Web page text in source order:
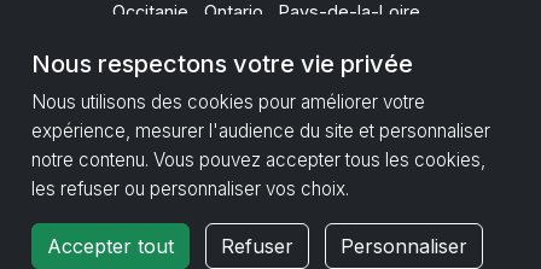
Occitanie
Ontario
Pays-de-la-Loire
Terre-Neuve-et-Labrador
Valais Vaud Wallonie
Mentions Légales
Politique de Données
Paramètres des cookies
Nous respectons votre vie privée
Nous utilisons des cookies pour améliorer votre
expérience, mesurer l'audience du site et personnaliser
notre contenu. Vous pouvez accepter tous les cookies,
les refuser ou personnaliser vos choix.
Accepter tout Refuser Personnaliser